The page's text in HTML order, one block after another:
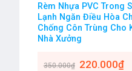
Rèm Nhựa PVC Trong
Lạnh Ngăn Điều Hòa
Chống Côn Trùng Cho
Nhà Xưởng
350.000₫ 220.000₫